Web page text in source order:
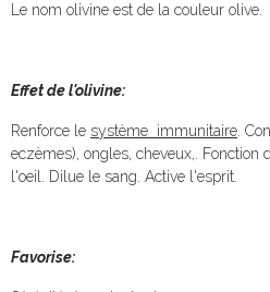
Le nom olivine est de la couleur olive.
Effet de l'olivine:
Renforce le système immunitaire .
eczèmes), ongles, cheveux,. Fonction
l'oeil. Dilue le sang. Active l'esprit.
Favorise: